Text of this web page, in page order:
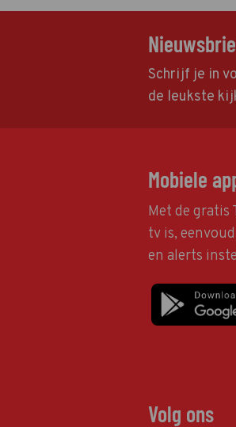
Schrijf je in
de leukste
Mobiele
Met de gratis
tv is,
en alerts
Volg ons